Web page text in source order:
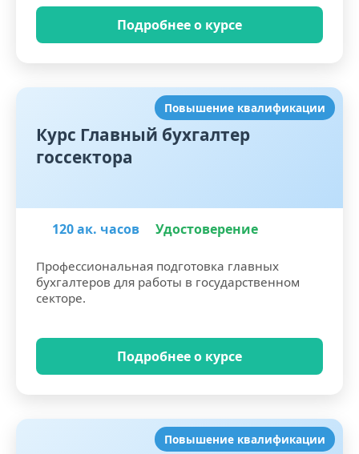
Подробнее о курсе
Повышение квалификации
Курс Главный бухгалтер
госсектора
120 ак. часов Удостоверение
Профессиональная подготовка главных
бухгалтеров для работы в государственном
секторе.
Подробнее о курсе
Повышение квалификации